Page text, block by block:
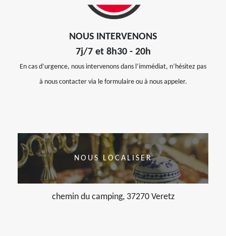
NOUS INTERVENONS
7j/7 et 8h30 - 20h
En cas d’urgence, nous intervenons dans l’immédiat, n’hésitez pas
à nous contacter via le formulaire ou à nous appeler.
NOUS LOCALISER
chemin du camping, 37270 Veretz